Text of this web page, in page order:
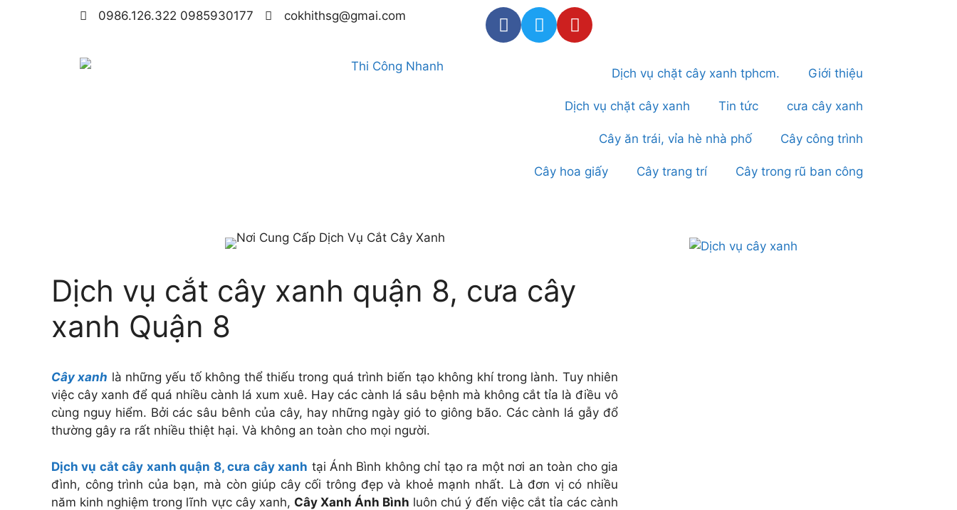
0986.126.322 0985930177 cokhithsg@gmai.com
Dịch vụ chặt cây xanh tphcm. Giới thiệu
Dịch vụ chặt cây xanh Tin tức cưa cây xanh
Cây ăn trái, vỉa hè nhà phố Cây công trình
Cây hoa giấy Cây trang trí Cây trong rũ ban công
Dịch vụ cắt cây xanh quận 8, cưa cây
xanh Quận 8
Cây xanh là những yếu tố không thể thiếu trong quá trình biến tạo không khí trong lành. Tuy nhiên
việc cây xanh để quá nhiều cành lá xum xuê. Hay các cành lá sâu bệnh mà không cắt tỉa là điều vô
cùng nguy hiểm. Bởi các sâu bênh của cây, hay những ngày gió to giông bão. Các cành lá gẫy đổ
thường gây ra rất nhiều thiệt hại. Và không an toàn cho mọi người.
Dịch vụ cắt cây xanh quận 8, cưa cây xanh tại Ánh Bình không chỉ tạo ra một nơi an toàn cho gia
đình, công trình của bạn, mà còn giúp cây cối trông đẹp và khoẻ mạnh nhất. Là đơn vị có nhiều
năm kinh nghiệm trong lĩnh vực cây xanh, Cây Xanh Ánh Bình luôn chú ý đến việc cắt tỉa các cành